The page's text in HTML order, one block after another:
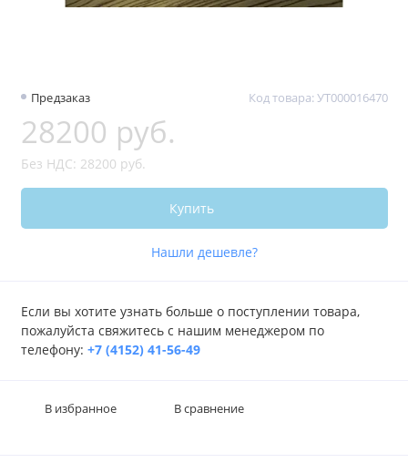
Предзаказ Код товара: УТ000016470
28200 руб.
Без НДС: 28200 руб.
Купить
Нашли дешевле?
Если вы хотите узнать больше о поступлении товара,
пожалуйста свяжитесь с нашим менеджером по
телефону: +7 (4152) 41-56-49
В избранное В сравнение